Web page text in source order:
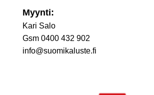
Myynti:
Kari Salo
Gsm 0400 432 902
info@suomikaluste.fi